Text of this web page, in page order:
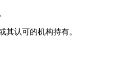
其认可的机构持有。